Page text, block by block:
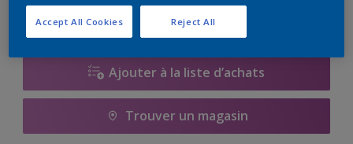
Ajouter à la liste d’achats
Trouver un magasin
Reject All
Accept All Cookies